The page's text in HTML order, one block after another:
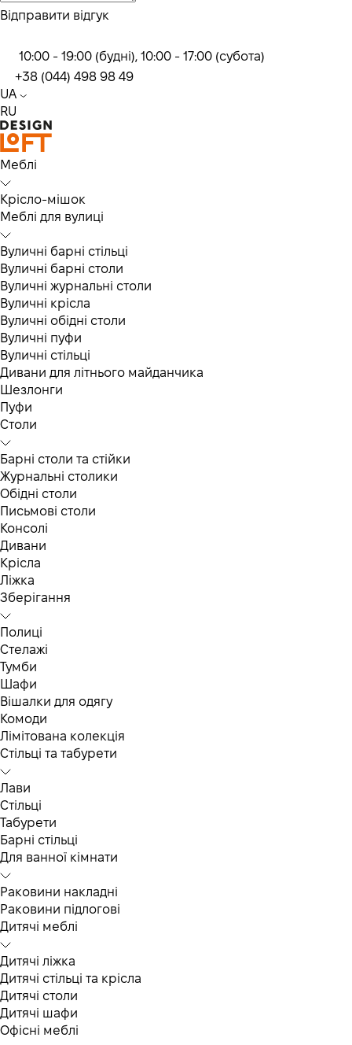
Відправити відгук
10:00 - 19:00 (будні), 10:00 - 17:00 (субота)
+38 (044) 498 98 49
UA
RU
Меблі
Крісло-мішок
Меблі для вулиці
Вуличні барні стільці
Вуличні барні столи
Вуличні журнальні столи
Вуличні крісла
Вуличні обідні столи
Вуличні пуфи
Вуличні стільці
Дивани для літнього майданчика
Шезлонги
Пуфи
Столи
Барні столи та стійки
Журнальні столики
Обідні столи
Письмові столи
Консолі
Дивани
Крісла
Ліжка
Зберігання
Полиці
Стелажі
Тумби
Шафи
Вішалки для одягу
Комоди
Лімітована колекція
Стільці та табурети
Лави
Стільці
Табурети
Барні стільці
Для ванної кімнати
Раковини накладні
Раковини підлогові
Дитячі меблі
Дитячі ліжка
Дитячі стільці та крісла
Дитячі столи
Дитячі шафи
Офісні меблі